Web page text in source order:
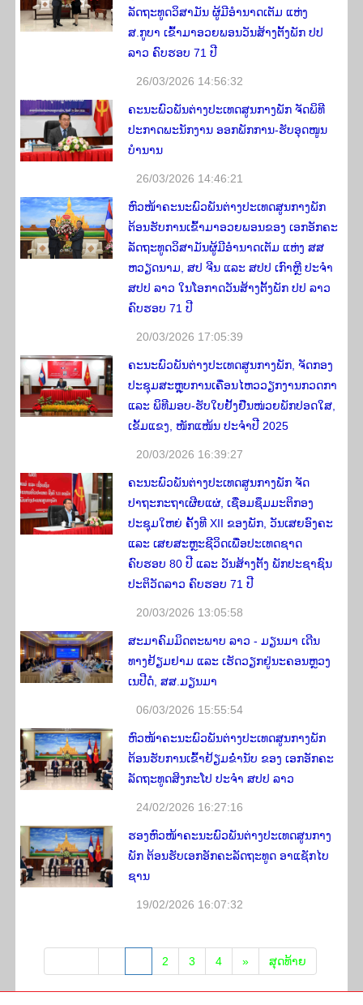
ລັດຖະທູດວິສາມັນ ຜູ້ມີອໍານາດເຕັມ ແຫ່ງ
ສ.ກູບາ ເຂົ້າມາອວຍພອນວັນສ້າງຕັ້ງພັກ ປປ
ລາວ ຄົບຮອບ 71 ປີ
26/03/2026 14:56:32
ຄະນະພົວພັນຕ່າງປະເທດສູນກາງພັກ ຈັດພິທີ
ປະກາດພະນັກງານ ອອກພັກການ-ຮັບອຸດໜູນ
ບຳນານ
26/03/2026 14:46:21
ຫົວໜ້າຄະນະພົວພັນຕ່າງປະເທດສູນກາງພັກ
ຕ້ອນຮັບການເຂົ້າມາອວຍພອນຂອງ ເອກອັກຄະ
ລັດຖະທູດວິສາມັນຜູ້ມີອໍານາດເຕັມ ແຫ່ງ ສສ
ຫວຽດນາມ, ສປ ຈີນ ແລະ ສປປ ເກົາຫຼີ ປະຈໍາ
ສປປ ລາວ ໃນໂອກາດວັນສ້າງຕັ້ງພັກ ປປ ລາວ
ຄົບຮອບ 71 ປີ
20/03/2026 17:05:39
ຄະນະພົວພັນຕ່າງປະເທດສູນກາງພັກ, ຈັດກອງ
ປະຊຸມສະຫຼຸບການເຄື່ອນໄຫວວຽກງານກວດກາ
ແລະ ພິທີມອບ-ຮັບໃບຢັ້ງຢືນໜ່ວຍພັກປອດໃສ,
ເຂັ້ມແຂງ, ໜັກແໜ້ນ ປະຈຳປີ 2025
20/03/2026 16:39:27
ຄະນະພົວພັນຕ່າງປະເທດສູນກາງພັກ ຈັດ
ປາຖະກະຖາເຜີຍແຜ່, ເຊື່ອມຊຶມມະຕິກອງ
ປະຊຸມໃຫຍ່ ຄັ້ງທີ XII ຂອງພັກ, ວັນເສຍອົງຄະ
ແລະ ເສຍສະຫຼະຊີວິດເພື່ອປະເທດຊາດ
ຄົບຮອບ 80 ປີ ແລະ ວັນສ້າງຕັ້ງ ພັກປະຊາຊົນ
ປະຕິວັດລາວ ຄົບຮອບ 71 ປີ
20/03/2026 13:05:58
​ສະ​ມາ​ຄົມ​ມິດ​ຕະ​ພາບ ລາວ - ມຽນ​ມາ ເດີນ​
ທາງ​ຢ້ຽມຢາມ ​​ແລະ ເຮັດວຽກ​ຢູ່ນະຄອນຫຼວງ​
ເນ​ປີ​ດໍ, ສ​ສ.ມຽນ​ມາ
06/03/2026 15:55:54
ຫົວໜ້າຄະນະພົວພັນຕ່າງປະເທດສູນກາງພັກ
ຕ້ອນຮັບການເຂົ້າຢ້ຽມຂໍ່ານັບ ຂອງ ເອກອັກຄະ
ລັດຖະທູດສິງກະໂປ ປະຈຳ ສປປ ລາວ
24/02/2026 16:27:16
ຮອງຫົວໜ້າຄະນະພົວພັນຕ່າງປະເທດສູນກາງ
ພັກ ຕ້ອນຮັບເອກອັກຄະລັດຖະທູດ ອາແຊັກໄບ
ຊານ
19/02/2026 16:07:32
2 3 4 » ​ສຸດ​ທ້າຍ